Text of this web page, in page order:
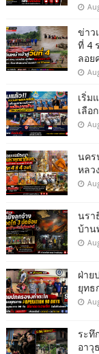
ข่าว
ที่ 4
ลอย
เริ่ม
เลือ
นคร
หลว
นรา
บ้าน
ฝ่าย
ยุทธ
ระทึ
อาวุ